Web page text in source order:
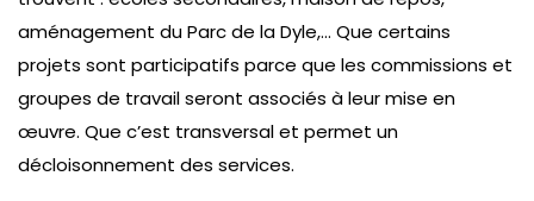
aménagement du Parc de la Dyle,… Que certains
projets sont participatifs parce que les commissions et
groupes de travail seront associés à leur mise en
œuvre. Que c’est transversal et permet un
décloisonnement des services.